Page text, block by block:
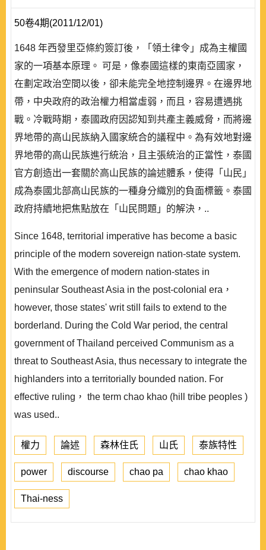
50卷4期(2011/12/01)
1648 年西發里亞條約簽訂後，「領土律令」成為主權國
家的一項基本原理。 可是，像泰國這樣的東南亞國家，
在劃定政治空間以後，卻未能完全地控制邊界。在邊界地
帶，中央政府的政治權力相當虛弱，而且，容易遭遇挑
戰。冷戰時期，泰國政府因認知到共產主義威脅，而將邊
界地帶的高山民族納入國家統合的議程中。為有效地對邊
界地帶的高山民族進行統治，且主張統治的正當性，泰國
官方創造出一套關於高山民族的論述體系，使得「山民」
成為泰國北部高山民族的一種身分織別的負面標籤。泰國
政府持續地把焦點放在「山民問題」的解決，..
Since 1648, territorial imperative has become a basic
principle of the modern sovereign nation-state system.
With the emergence of modern nation-states in
peninsular Southeast Asia in the post-colonial era，
however, those states' writ still fails to extend to the
borderland. During the Cold War period, the central
government of Thailand perceived Communism as a
threat to Southeast Asia, thus necessary to integrate the
highlanders into a territorially bounded nation. For
effective ruling， the term chao khao (hill tribe peoples )
was used..
權力 論述 森林住氏 山氏 泰族特性
power discourse chao pa chao khao
Thai-ness